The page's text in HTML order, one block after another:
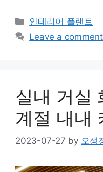
Categories
인테리어 플랜트
Leave a comment
실내 거실
계절 내내
2023-07-27 by 오생